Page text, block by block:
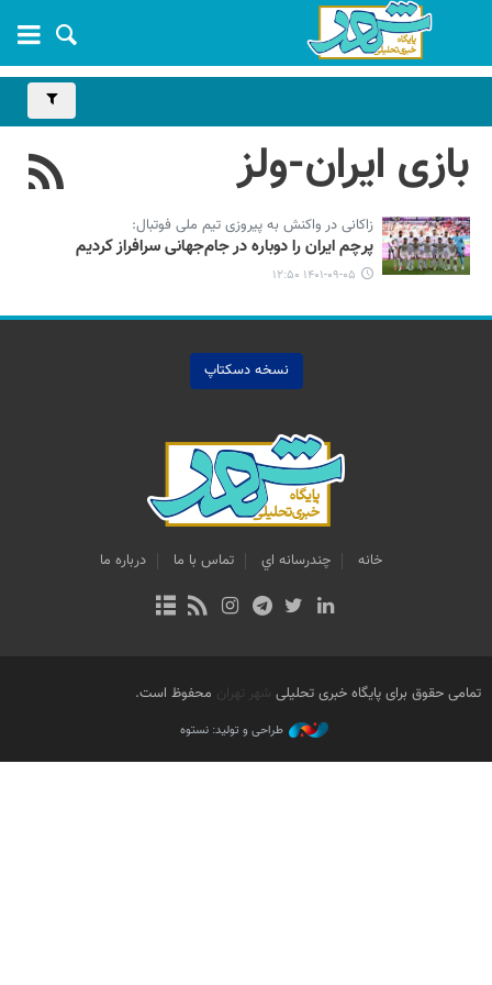
بازی ایران-ولز
زاکانی در واکنش به پیروزی تیم ملی فوتبال:
پرچم ایران را دوباره در جام‌جهانی سرافراز کردیم
۱۴۰۱-۰۹-۰۵ ۱۲:۵۰
نسخه دسکتاپ
خانه چندرسانه اي تماس با ما درباره ما
تمامی حقوق برای پایگاه خبری تحلیلی شهر تهران محفوظ است.
طراحی و تولید: نستوه